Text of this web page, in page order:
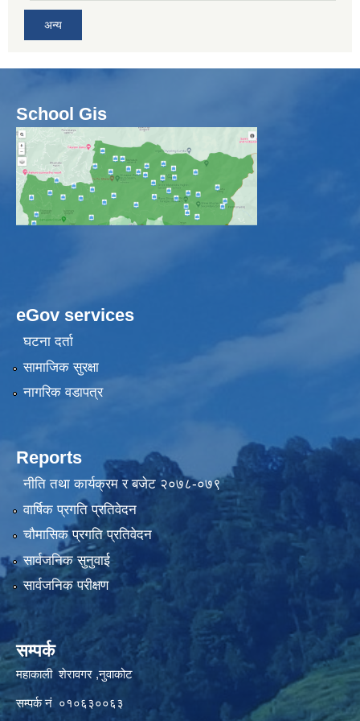
अन्य
School Gis
eGov services
घटना दर्ता
सामाजिक सुरक्षा
नागरिक वडापत्र
Reports
नीति तथा कार्यक्रम र बजेट २०७८-०७९
वार्षिक प्रगति प्रतिवेदन
चौमासिक प्रगति प्रतिवेदन
सार्वजनिक सुनुवाई
सार्वजनिक परीक्षण
सम्पर्क
महाकाली शेरावगर ,नुवाकोट
सम्पर्क नं ०१०६३००६३